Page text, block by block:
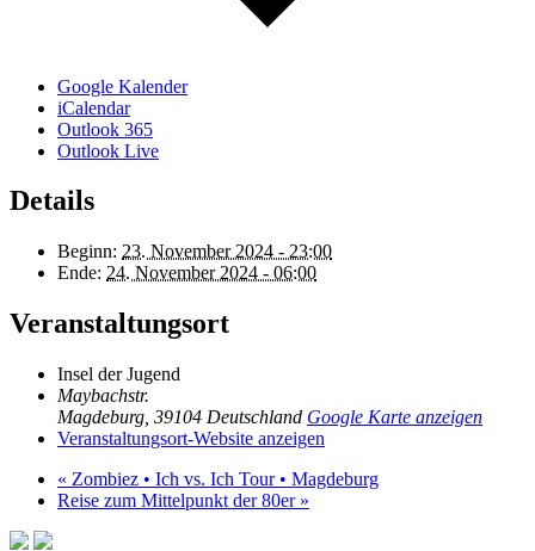
Google Kalender
iCalendar
Outlook 365
Outlook Live
Details
Beginn: 23. November 2024 - 23:00
Ende: 24. November 2024 - 06:00
Veranstaltungsort
Insel der Jugend
Maybachstr.
Magdeburg 39104 Deutschland Google Karte anzeigen
Veranstaltungsort-Website anzeigen
« Zombiez • Ich vs. Ich Tour • Magdeburg
Reise zum Mittelpunkt der 80er »